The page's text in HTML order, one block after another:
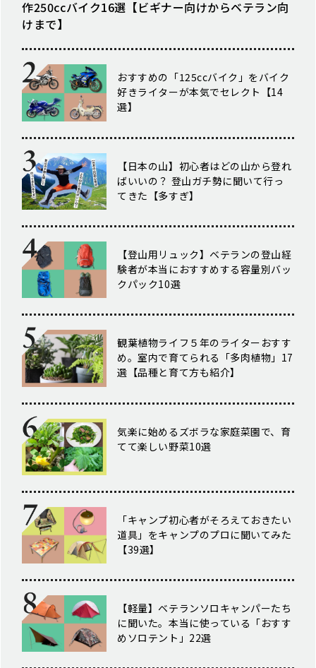
作250ccバイク16選【ビギナー向けからベテラン向
けまで】
おすすめの「125ccバイク」をバイク
好きライターが本気でセレクト【14
選】
【日本の山】初心者はどの山から登れ
ばいいの？ 登山ガチ勢に聞いて行っ
てきた【多すぎ】
【登山用リュック】ベテランの登山経
験者が本当におすすめする容量別バッ
クパック10選
観葉植物ライフ５年のライターおすす
め。室内で育てられる「多肉植物」17
選【品種と育て方も紹介】
気楽に始めるズボラな家庭菜園で、育
てて楽しい野菜10選
「キャンプ初心者がそろえておきたい
道具」をキャンプのプロに聞いてみた
【39選】
【軽量】ベテランソロキャンパーたち
に聞いた。本当に使っている「おすす
めソロテント」22選